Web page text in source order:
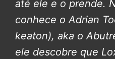
até ele e o prende.
conhece o Adrian
keaton), aka o
ele descobre que